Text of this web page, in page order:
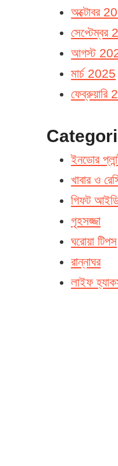
অক্টোবর
সেপ্টেম্বর
আগস্ট
মার্চ 2025
ফেব্রুয়ারি
ইনডোর
খাবার ও
গিফট
গৃহসজ্জা
ঘরোয়া টিপস
রান্নাঘর
লাইফ